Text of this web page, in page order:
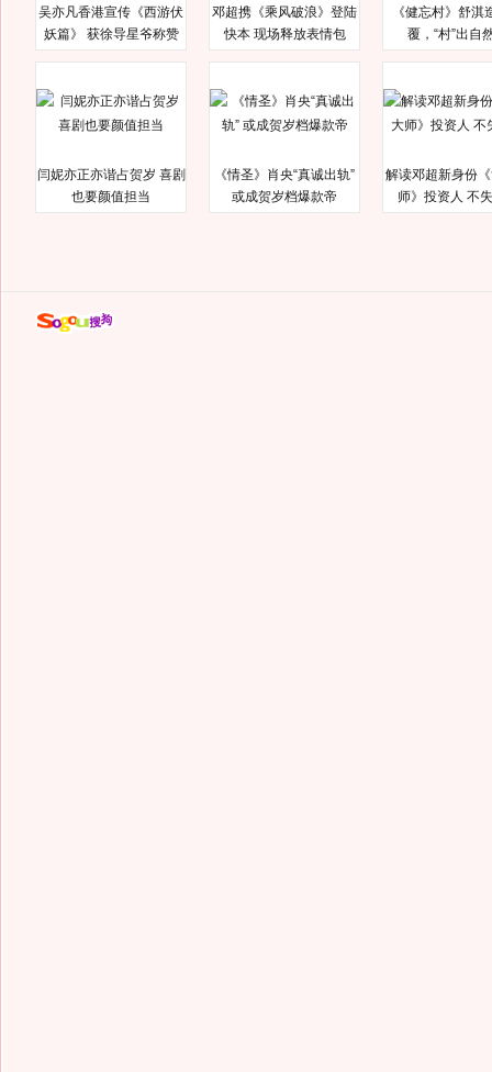
吴亦凡香港宣传《西游伏
妖篇》 获徐导星爷称赞
邓超携《乘风破浪》登陆
快本 现场释放表情包
《健忘村》舒淇
覆，“村”出自
闫妮亦正亦谐占贺岁 喜剧
也要颜值担当
《情圣》肖央“真诚出轨”
或成贺岁档爆款帝
解读邓超新身份
师》投资人 不